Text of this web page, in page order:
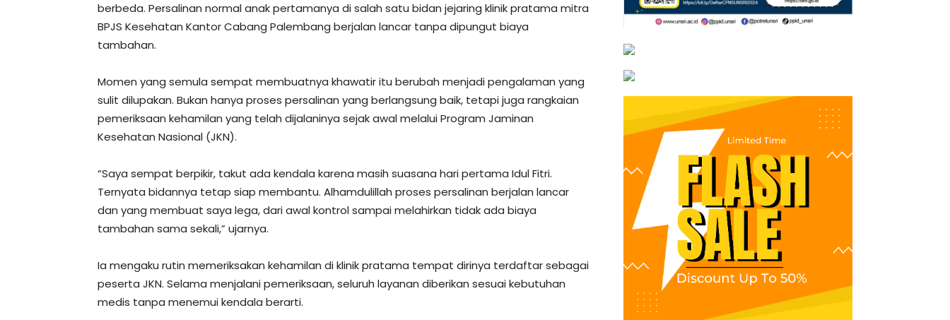
berbeda. Persalinan normal anak pertamanya di salah satu bidan jejaring klinik pratama mitra
BPJS Kesehatan Kantor Cabang Palembang berjalan lancar tanpa dipungut biaya
tambahan.
Momen yang semula sempat membuatnya khawatir itu berubah menjadi pengalaman yang
sulit dilupakan. Bukan hanya proses persalinan yang berlangsung baik, tetapi juga rangkaian
pemeriksaan kehamilan yang telah dijalaninya sejak awal melalui Program Jaminan
Kesehatan Nasional (JKN).
“Saya sempat berpikir, takut ada kendala karena masih suasana hari pertama Idul Fitri.
Ternyata bidannya tetap siap membantu. Alhamdulillah proses persalinan berjalan lancar
dan yang membuat saya lega, dari awal kontrol sampai melahirkan tidak ada biaya
tambahan sama sekali,” ujarnya.
Ia mengaku rutin memeriksakan kehamilan di klinik pratama tempat dirinya terdaftar sebagai
peserta JKN. Selama menjalani pemeriksaan, seluruh layanan diberikan sesuai kebutuhan
medis tanpa menemui kendala berarti.